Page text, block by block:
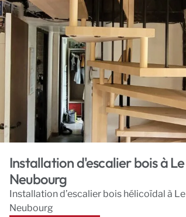
Installation d'escalier bois à Le
Neubourg
Installation d’escalier bois hélicoïdal à Le
Neubourg